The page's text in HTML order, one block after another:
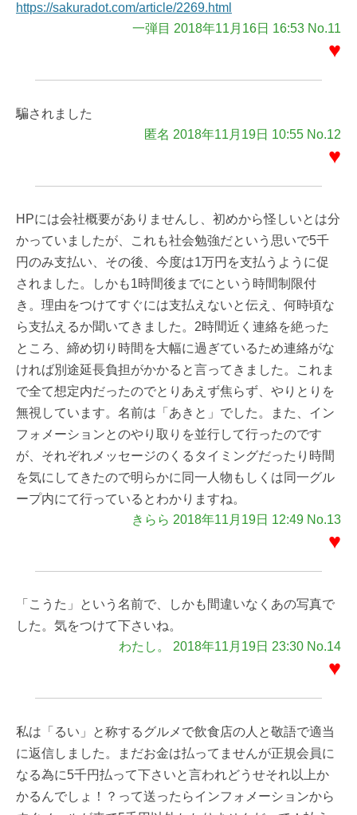
https://sakuradot.com/article/2269.html
一弾目 2018年11月16日 16:53 No.11
♥
騙されました
匿名 2018年11月19日 10:55 No.12
♥
HPには会社概要がありませんし、初めから怪しいとは分
かっていましたが、これも社会勉強だという思いで5千
円のみ支払い、その後、今度は1万円を支払うように促
されました。しかも1時間後までにという時間制限付
き。理由をつけてすぐには支払えないと伝え、何時頃な
ら支払えるか聞いてきました。2時間近く連絡を絶った
ところ、締め切り時間を大幅に過ぎているため連絡がな
ければ別途延長負担がかかると言ってきました。これま
で全て想定内だったのでとりあえず焦らず、やりとりを
無視しています。名前は「あきと」でした。また、イン
フォメーションとのやり取りを並行して行ったのです
が、それぞれメッセージのくるタイミングだったり時間
を気にしてきたので明らかに同一人物もしくは同一グル
ープ内にて行っているとわかりますね。
きらら 2018年11月19日 12:49 No.13
♥
「こうた」という名前で、しかも間違いなくあの写真で
した。気をつけて下さいね。
わたし。 2018年11月19日 23:30 No.14
♥
私は「るい」と称するグルメで飲食店の人と敬語で適当
に返信しました。まだお金は払ってませんが正規会員に
なる為に5千円払って下さいと言われどうせそれ以上か
かるんでしょ！？って送ったらインフォメーションから